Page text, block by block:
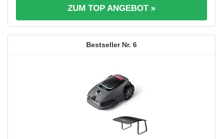
ZUM TOP ANGEBOT »
6